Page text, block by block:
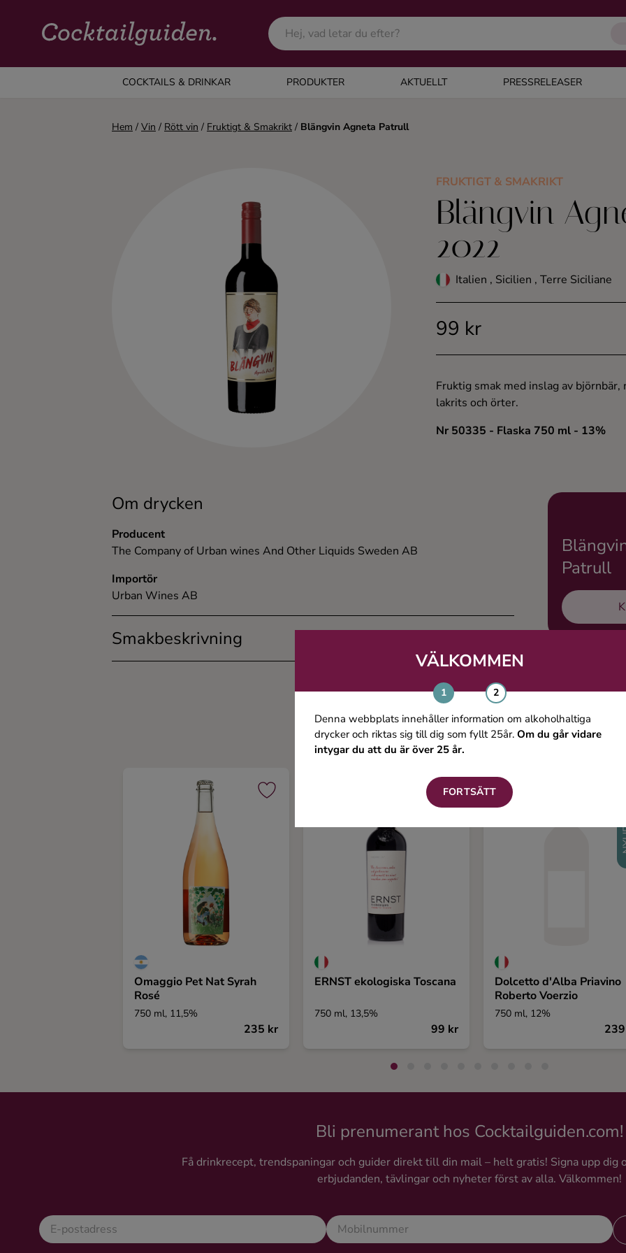
COCKTAILS & DRINKAR PRODUKTER AKTUELLT PRESSRELEASER
COCKTAILS & DRINKAR
Alla cocktails & drinkar
VÄLKOMMEN
Denna webbplats innehåller information om alkoholhaltiga
drycker och riktas sig till dig som fyllt 25år. Om du går vidare
intygar du att du är över 25 år.
FORTSÄTT
Hem / Vin / Rött vin / Fruktigt & Smakrikt / Blängvin Agneta Patrull
FRUKTIGT & SMAKRIKT
Blängvin
2022
Italien , Sicilien , Terre Siciliane
99 kr
Fruktig smak med inslag av
lakrits och örter.
Nr 50335 - Flaska 750 ml - 13%
Om drycken
Producent
The Company of Urban wines And Other Liquids Sweden AB
Importör
Urban Wines AB
Smakbeskrivning
Patrull
Du kanske även gillar
Omaggio Pet Nat Syrah
Rosé
750 ml, 11,5%
235 kr
ERNST ekologiska Toscana
750 ml, 13,5%
99 kr
Dolcetto d'Alba Priavino
Roberto Voerzio
750 ml, 12%
Bli prenumerant hos Cocktailguiden.com!
Få drinkrecept, trendspaningar och guider direkt till din mail – helt gratis! Signa upp dig
erbjudanden, tävlingar och nyheter först av alla. Välkommen!